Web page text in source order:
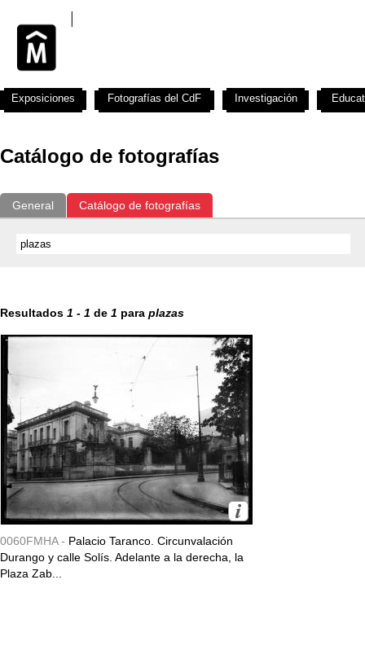
Catálogo de fotografías
General Catálogo de fotografías
Resultados 1 - 1 de 1 para plazas
0060FMHA - Palacio Taranco. Circunvalación
Durango y calle Solís. Adelante a la derecha, la
Plaza Zab...
Exposiciones Fotografías del CdF Investigación